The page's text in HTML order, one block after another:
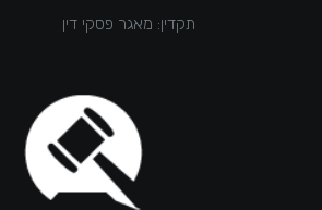
תקדין: מאגר פסקי דין